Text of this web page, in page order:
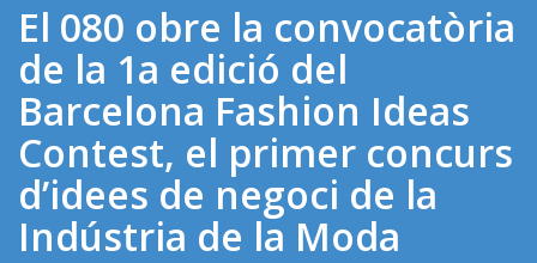
El 080 obre la convocatòria
de la 1a edició del
Barcelona Fashion Ideas
Contest, el primer concurs
d’idees de negoci de la
Indústria de la Moda